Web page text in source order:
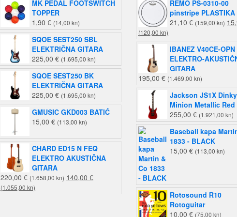
MK PEDAL FOOTSWITCH
TOPPER
1,90 € (14,00 kn)
SQOE SEST250 SBL
ELEKTRIČNA GITARA
225,00 € (1.695,00 kn)
SQOE SEST250 BK
ELEKTRIČNA GITARA
225,00 € (1.695,00 kn)
GMUSIC GKD003 BATIĆ
15,00 € (113,00 kn)
CHARD ED15 N FEQ
ELEKTRO AKUSTIČNA
GITARA
220,00€ (1.658,00 kn)Izvorna
bila
140,00 €
(1.055,00 kn)
cijena
REMO PS-0310-00
pinstripe PLASTIKA
21,10€ (159,00 kn)
bila
je:
(120,00 kn)
cijena
je:
15,93 €
(120,00
kn).
IBANEZ V40CE-OPN
ELEKTRO-
GITARA
195,00 € (1.469,00 kn)
Jackson JS1X Dinky
Minion Metallic Red
255,00 € (1.921,00 kn)
Baseball kapa
1833 - BLACK
15,00 € (113,00 kn)
Rotosound R10
Rotoguitar
10,00 € (75,00 kn)